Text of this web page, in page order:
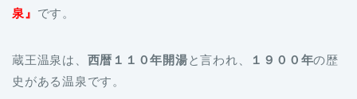
泉』 です。
蔵王温泉は、 西暦１１０年開湯と言われ、 １９００年の歴
史がある温泉です。